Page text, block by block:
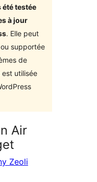
été testée
à jour
. Elle peut
supportée
de
est utilisée
Air
Zeoli